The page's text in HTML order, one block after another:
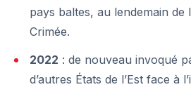
pays baltes, au lendemain de
Crimée.
2022 : de nouveau invoqué
d’autres États de l’Est face à